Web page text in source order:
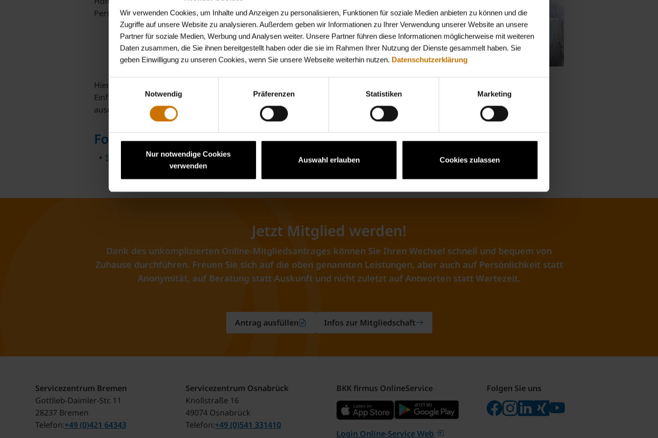
Wir verwenden Cookies, um Inhalte und Anzeigen zu personalisieren, Funktionen für soziale Medien anbieten zu können und die
Zugriffe auf unsere Website zu analysieren. Außerdem geben wir Informationen zu Ihrer Verwendung unserer Website an unsere
Partner für soziale Medien, Werbung und Analysen weiter. Unsere Partner führen diese Informationen möglicherweise mit weiteren
Daten zusammen, die Sie ihnen bereitgestellt haben oder die sie im Rahmen Ihrer Nutzung der Dienste gesammelt haben. Sie
geben Einwilligung zu unseren Cookies, wenn Sie unsere Webseite weiterhin nutzen. Datenschutzerklärung
Einwilligungsauswahl
Notwendig
Präferenzen Statistiken Marketing
Nur notwendige Cookies
verwenden
Auswahl erlauben Cookies zulassen
Personalwesen.
Hier finden Sie wichtige Formulare für den täglichen Einsatz in Ihrem Unternehmen.
Einfach das gewünschte Formular als PDF downloaden und ganz bequem
ausdrucken.
Formular zum Download
SEPA-Basislastschriftmandat (pdf)
Jetzt Mitglied werden!
Dank des unkomplizierten Online-Mitgliedsantrages können Sie Ihren Wechsel schnell und bequem von
Zuhause durchführen. Freuen Sie sich auf die oben genannten Leistungen, aber auch auf Persönlichkeit statt
Anonymität, auf Beratung statt Auskunft und nicht zuletzt auf Antworten statt Wartezeit.
Antrag ausfüllen Infos zur Mitgliedschaft
Servicezentrum Bremen
Gottlieb-Daimler-Str. 11
28237 Bremen
Telefon +49 (0)421 64343
Servicezentrum Osnabrück
Knollstraße 16
49074 Osnabrück
Telefon +49 (0)541 331410
BKK firmus OnlineService
Login Online-Service Web
Folgen Sie uns
Folgen Sie uns auf Facebook
Folgen Sie uns auf Instagram
Besuchen Sie uns bei LinkedIn
Besuchen Sie uns bei Xing
Besuchen Sie uns bei